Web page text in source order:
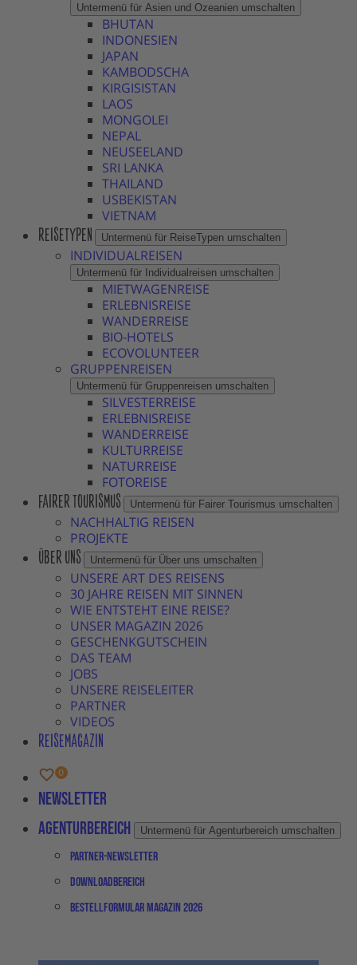
Untermenü für Asien und Ozeanien umschalten
BHUTAN
INDONESIEN
JAPAN
KAMBODSCHA
KIRGISISTAN
LAOS
MONGOLEI
NEPAL
NEUSEELAND
SRI LANKA
THAILAND
USBEKISTAN
VIETNAM
REISETYPEN Untermenü für ReiseTypen umschalten
INDIVIDUALREISEN
Untermenü für Individualreisen umschalten
MIETWAGENREISE
ERLEBNISREISE
WANDERREISE
BIO-HOTELS
ECOVOLUNTEER
GRUPPENREISEN
Untermenü für Gruppenreisen umschalten
SILVESTERREISE
ERLEBNISREISE
WANDERREISE
KULTURREISE
NATURREISE
FOTOREISE
FAIRER TOURISMUS Untermenü für Fairer Tourismus umschalten
NACHHALTIG REISEN
PROJEKTE
ÜBER UNS Untermenü für Über uns umschalten
UNSERE ART DES REISENS
30 JAHRE REISEN MIT SINNEN
WIE ENTSTEHT EINE REISE?
UNSER MAGAZIN 2026
GESCHENKGUTSCHEIN
DAS TEAM
JOBS
UNSERE REISELEITER
PARTNER
VIDEOS
REISEMAGAZIN
Newsletter
Agenturbereich
Untermenü für Agenturbereich umschalten
Partner-Newsletter
Downloadbereich
Bestellformular Magazin 2026